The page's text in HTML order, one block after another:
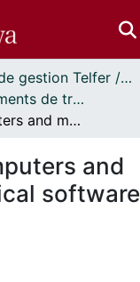
École de gestion Telfer // Telfer School of Management
Telfer - Documents de travail // Telfer - Working Papers
Micro-computers and mathematical software
and
software